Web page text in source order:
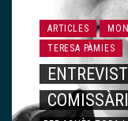
ARTICLES
TERESA PÀMIES
CARTA A